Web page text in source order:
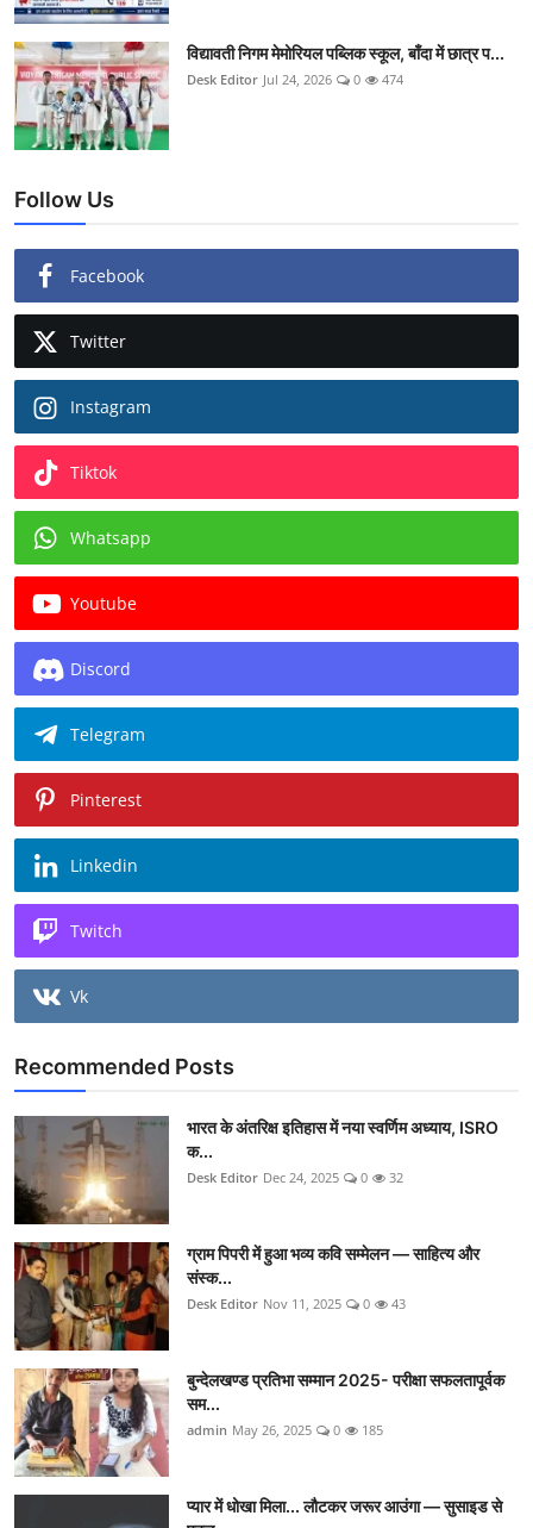
विद्यावती निगम मेमोरियल पब्लिक स्कूल, बाँदा में छात्र प...
Desk Editor Jul 24, 2026 0 474
Follow Us
Facebook
Twitter
Instagram
Tiktok
Whatsapp
Youtube
Discord
Telegram
Pinterest
Linkedin
Twitch
Vk
Recommended Posts
भारत के अंतरिक्ष इतिहास में नया स्वर्णिम अध्याय, ISRO
क...
Desk Editor Dec 24, 2025 0 32
ग्राम पिपरी में हुआ भव्य कवि सम्मेलन — साहित्य और
संस्क...
Desk Editor Nov 11, 2025 0 43
बुन्देलखण्ड प्रतिभा सम्मान 2025- परीक्षा सफलतापूर्वक
सम...
admin May 26, 2025 0 185
प्यार में धोखा मिला... लौटकर जरूर आउंगा — सुसाइड से